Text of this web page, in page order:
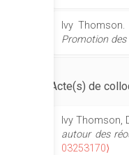
Ivy
Promotion des
Acte(s) de
Ivy Thomson,
autour des
03253170⟩